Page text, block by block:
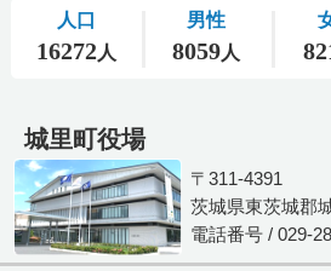
城里町役場
〒311-4391
茨城県東茨城郡
電話番号 / 029-